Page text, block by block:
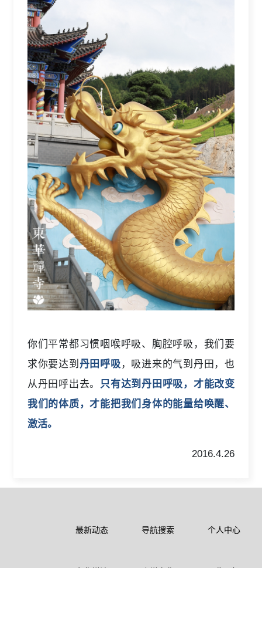
你们平常都习惯咽喉呼吸、胸腔呼吸，我们要
求你要达到 丹田呼吸 ，吸进来的气到丹田，也
从丹田呼出去。 只有达到丹田呼吸，才能改变
我们的体质，才能把我们身体的能量给唤醒、
激活。
2016.4.26
最新动态 导航搜索 个人中心
东华禅法 农禅文化 公告通知